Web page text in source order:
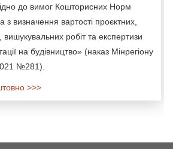
до вимог Кошторисних Норм
з визначення вартості проєктних,
вишукувальних робіт та експертизи
на будівництво» (наказ Мінрегіону
№281).
>>>